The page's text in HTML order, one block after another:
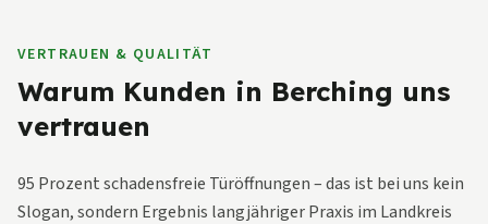
VERTRAUEN & QUALITÄT
Warum Kunden in Berching uns
vertrauen
95 Prozent schadensfreie Türöffnungen – das ist bei uns kein
Slogan, sondern Ergebnis langjähriger Praxis im Landkreis